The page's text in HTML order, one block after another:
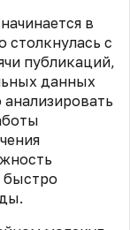
в
столкнулась с
публикаций,
данных
быстро